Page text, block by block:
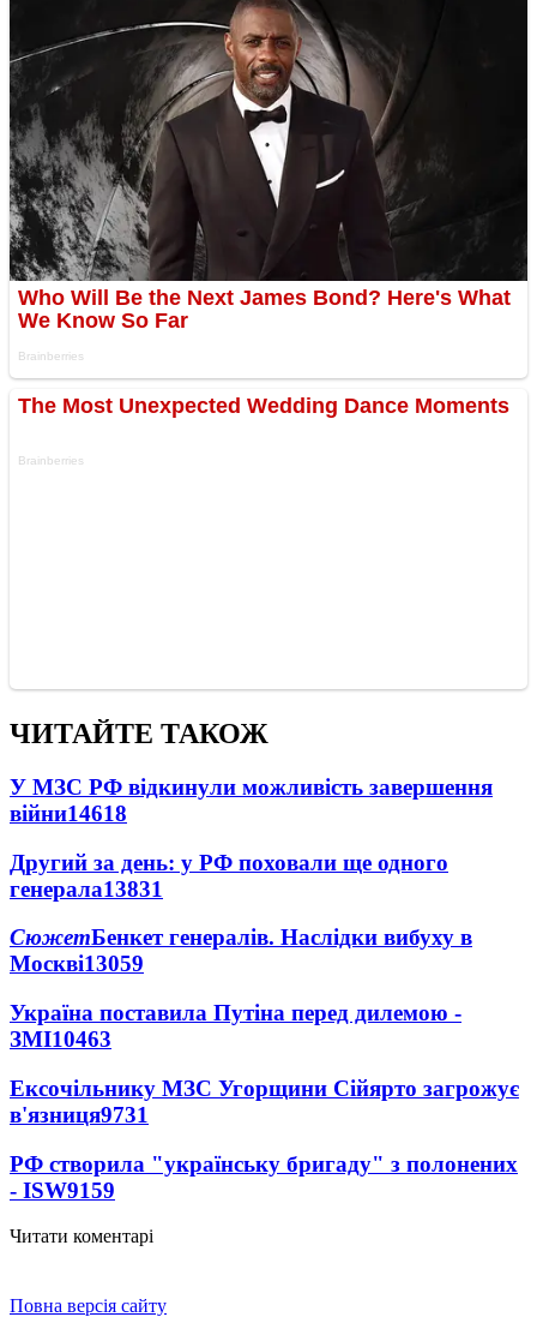
ЧИТАЙТЕ ТАКОЖ
У МЗС РФ відкинули можливість завершення
війни14618
Другий за день: у РФ поховали ще одного
генерала13831
СюжетБенкет генералів. Наслідки вибуху в
Москві13059
Україна поставила Путіна перед дилемою -
ЗМІ10463
Ексочільнику МЗС Угорщини Сійярто загрожує
в'язниця9731
РФ створила "українську бригаду" з полонених
- ISW9159
Читати коментарі
Повна версія сайту